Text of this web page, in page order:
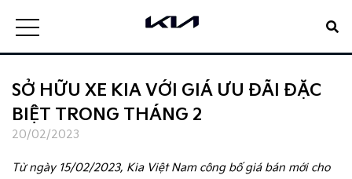
SỞ HỮU XE KIA VỚI GIÁ ƯU ĐÃI ĐẶC
BIỆT TRONG THÁNG 2
20/02/2023
Từ ngày 15/02/2023, Kia Việt Nam công bố giá bán mới cho